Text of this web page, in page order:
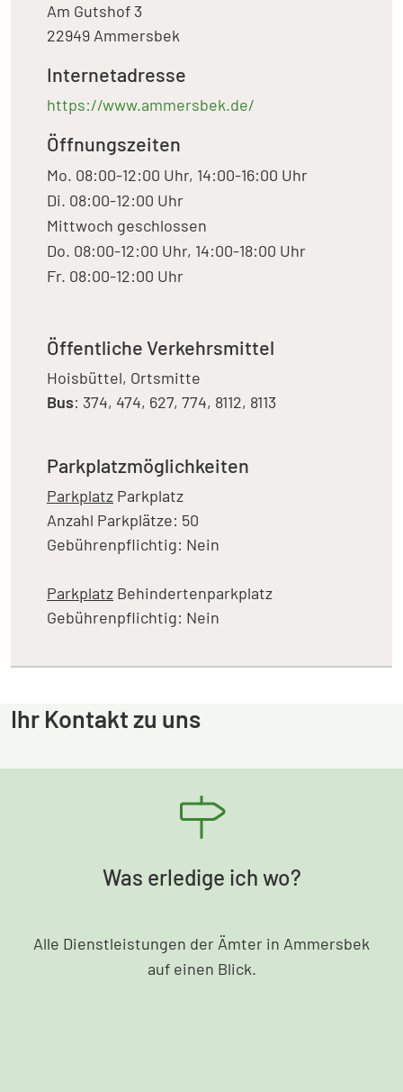
Am Gutshof 3
22949 Ammersbek
Internetadresse
https://www.ammersbek.de/
Öffnungszeiten
Mo. 08:00-12:00 Uhr, 14:00-16:00 Uhr
Di. 08:00-12:00 Uhr
Mittwoch geschlossen
Do. 08:00-12:00 Uhr, 14:00-18:00 Uhr
Fr. 08:00-12:00 Uhr
Öffentliche Verkehrsmittel
Hoisbüttel, Ortsmitte
Bus: 374, 474, 627, 774, 8112, 8113
Parkplatzmöglichkeiten
Parkplatz Parkplatz
Anzahl Parkplätze: 50
Gebührenpflichtig: Nein
Parkplatz Behindertenparkplatz
Gebührenpflichtig: Nein
Ihr Kontakt zu uns
Was erledige ich wo?
Alle Dienstleistungen der Ämter in Ammersbek
auf einen Blick.